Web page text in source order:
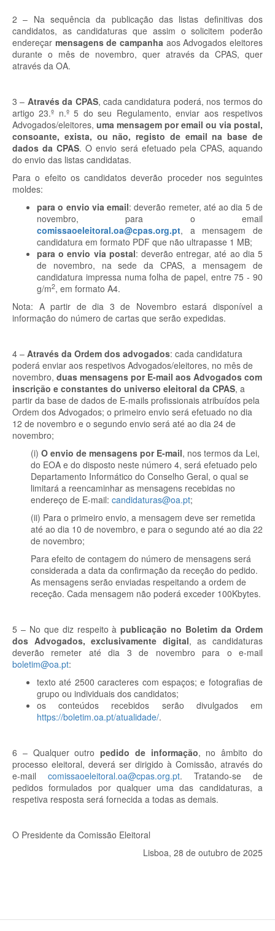
2 – Na sequência da publicação das listas definitivas dos
candidatos, as candidaturas que assim o solicitem poderão
endereçar mensagens de campanha aos Advogados eleitores
durante o mês de novembro, quer através da CPAS, quer
através da OA.
3 – Através da CPAS, cada candidatura poderá, nos termos do
artigo 23.º n.º 5 do seu Regulamento, enviar aos respetivos
Advogados/eleitores, uma mensagem por email ou via postal,
consoante, exista, ou não, registo de email na base de
dados da CPAS. O envio será efetuado pela CPAS, aquando
do envio das listas candidatas.
Para o efeito os candidatos deverão proceder nos seguintes
moldes:
para o envio via email: deverão remeter, até ao dia 5 de
novembro, para o email
comissaoeleitoral.oa@cpas.org.pt, a mensagem de
candidatura em formato PDF que não ultrapasse 1 MB;
para o envio via postal: deverão entregar, até ao dia 5
de novembro, na sede da CPAS, a mensagem de
candidatura impressa numa folha de papel, entre 75 - 90
g/m2, em formato A4.
Nota: A partir de dia 3 de Novembro estará disponível a
informação do número de cartas que serão expedidas.
4 – Através da Ordem dos advogados: cada candidatura
poderá enviar aos respetivos Advogados/eleitores, no mês de
novembro, duas mensagens por E-mail aos Advogados com
inscrição e constantes do universo eleitoral da CPAS, a
partir da base de dados de E-mails profissionais atribuídos pela
Ordem dos Advogados; o primeiro envio será efetuado no dia
12 de novembro e o segundo envio será até ao dia 24 de
novembro;
(i) O envio de mensagens por E-mail, nos termos da Lei,
do EOA e do disposto neste número 4, será efetuado pelo
Departamento Informático do Conselho Geral, o qual se
limitará a reencaminhar as mensagens recebidas no
endereço de E-mail: candidaturas@oa.pt;
(ii) Para o primeiro envio, a mensagem deve ser remetida
até ao dia 10 de novembro, e para o segundo até ao dia 22
de novembro;
Para efeito de contagem do número de mensagens será
considerada a data da confirmação da receção do pedido.
As mensagens serão enviadas respeitando a ordem de
receção. Cada mensagem não poderá exceder 100Kbytes.
5 – No que diz respeito àpublicação no Boletim da Ordem
dos Advogados, exclusivamente digital, as candidaturas
deverão remeter até dia 3 de novembro para o e-mail
boletim@oa.pt:
texto até 2500 caracteres com espaços; e fotografias de
grupo ou individuais dos candidatos;
os conteúdos recebidos serão divulgados em
https://boletim.oa.pt/atualidade/.
6 – Qualquer outropedido de informação, no âmbito do
processo eleitoral, deverá ser dirigido à Comissão, através do
e-mail comissaoeleitoral.oa@cpas.org.pt. Tratando-se de
pedidos formulados por qualquer uma das candidaturas, a
respetiva resposta será fornecida a todas as demais.
O Presidente da Comissão Eleitoral
Lisboa, 28 de outubro de 2025